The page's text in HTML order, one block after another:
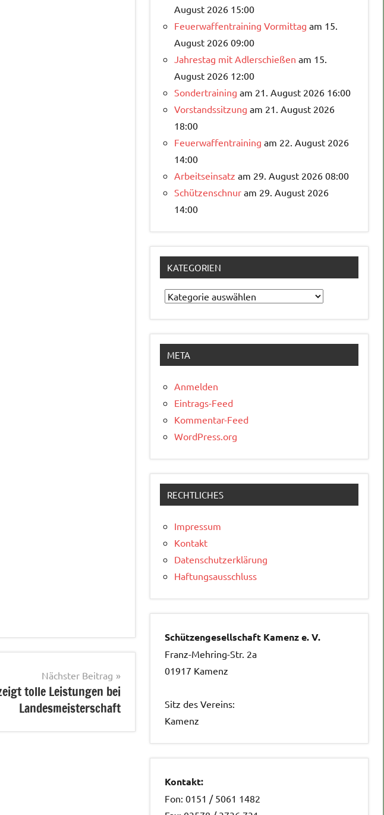
Nächster Beitrag
tolle Leistungen bei
Landesmeisterschaft
August 2026 15:00
Feuerwaffentraining Vormittag am 15.
August 2026 09:00
Jahrestag mit Adlerschießen am 15.
August 2026 12:00
Sondertraining am 21. August 2026 16:00
Vorstandssitzung am 21. August 2026
18:00
Feuerwaffentraining am 22. August 2026
14:00
Arbeitseinsatz am 29. August 2026 08:00
Schützenschnur am 29. August 2026
14:00
KATEGORIEN
Kategorien
META
Anmelden
Eintrags-Feed
Kommentar-Feed
WordPress.org
RECHTLICHES
Impressum
Kontakt
Datenschutzerklärung
Haftungsausschluss
Schützengesellschaft Kamenz e. V.
Franz-Mehring-Str. 2a
01917 Kamenz
Sitz des Vereins:
Kamenz
Kontakt:
Fon: 0151 / 5061 1482